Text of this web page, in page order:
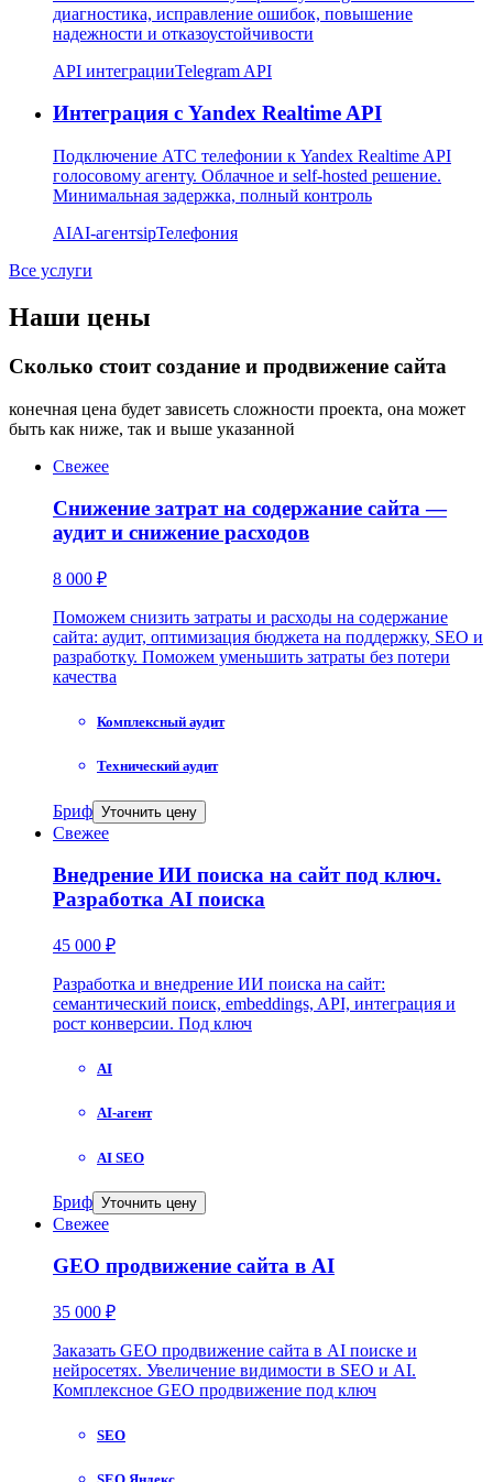
диагностика, исправление ошибок, повышение
надежности и отказоустойчивости
API интеграцииTelegram API
Интеграция с Yandex Realtime API
Подключение АТС телефонии к Yandex Realtime API
голосовому агенту. Облачное и self-hosted решение.
Минимальная задержка, полный контроль
AIAI-агентsipТелефония
Все услуги
Наши цены
Сколько стоит создание и продвижение сайта
конечная цена будет зависеть сложности проекта, она может
быть как ниже, так и выше указанной
Свежее
Снижение затрат на содержание сайта —
аудит и снижение расходов
8 000 ₽
Поможем снизить затраты и расходы на содержание
сайта: аудит, оптимизация бюджета на поддержку, SEO и
разработку. Поможем уменьшить затраты без потери
качества
Комплексный аудит
Технический аудит
Бриф Уточнить цену
Свежее
Внедрение ИИ поиска на сайт под ключ.
Разработка AI поиска
45 000 ₽
Разработка и внедрение ИИ поиска на сайт:
семантический поиск, embeddings, API, интеграция и
рост конверсии. Под ключ
AI
AI-агент
AI SEO
Бриф Уточнить цену
Свежее
GEO продвижение сайта в AI
35 000 ₽
Заказать GEO продвижение сайта в AI поиске и
нейросетях. Увеличение видимости в SEO и AI.
Комплексное GEO продвижение под ключ
SEO